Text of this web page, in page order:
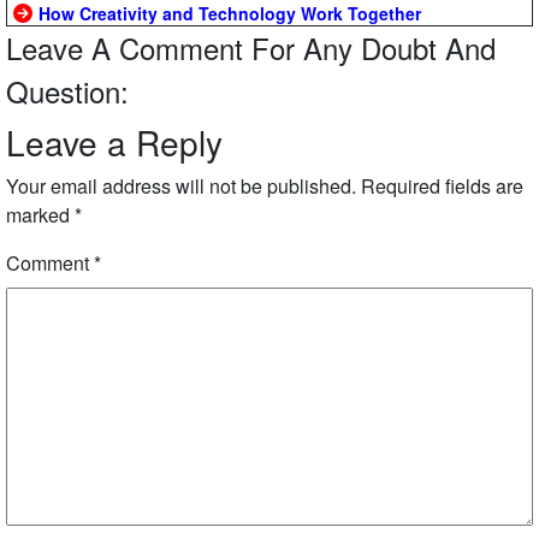
How Creativity and Technology Work Together
Leave A Comment For Any Doubt And
Question:
Leave a Reply
Your email address will not be published. Required fields are
marked *
Comment*